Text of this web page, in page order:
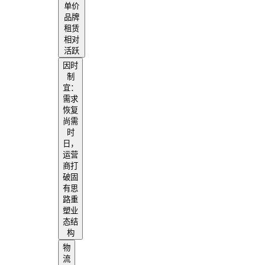
单价
品牌
租赁
相对
活跃
因时
制
宜：
需求
恢复
尚需
时
日，
运营
商打
破固
有思
路重
塑业
态结
构
物
流